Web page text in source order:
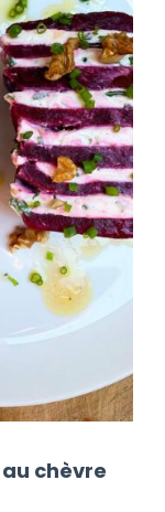
chèvre